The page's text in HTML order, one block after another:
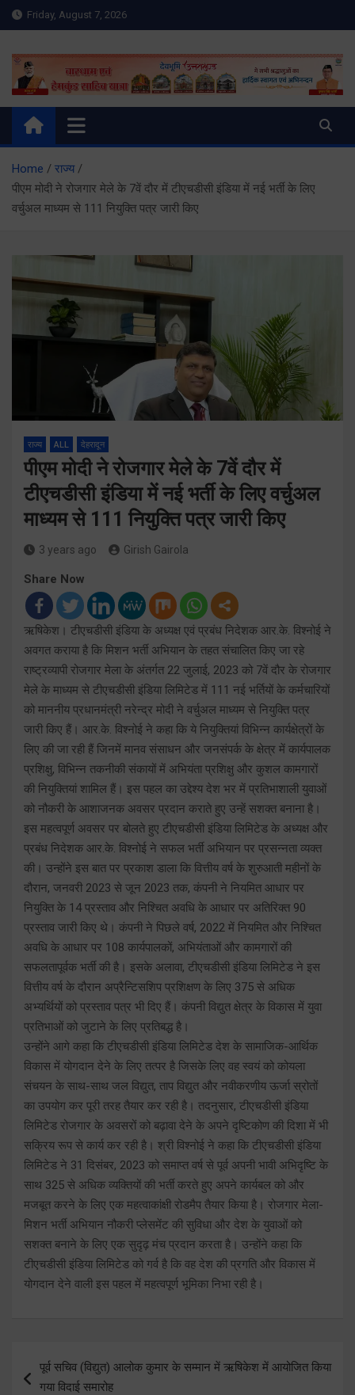
Skip
to
Friday, August 7, 2026
Meru Raibar | Uttarakhand
News | Uttarkashi News
meruraibar.com
Home
राज्य
पीएम मोदी ने रोजगार मेले के 7वें दौर में टीएचडीसी इंडिया में नई भर्ती के लिए
वर्चुअल माध्यम से 111 नियुक्ति पत्र जारी किए
राज्य ALL देहरादून
पीएम मोदी ने रोजगार मेले के 7वें दौर में
टीएचडीसी इंडिया में नई भर्ती के लिए वर्चुअल
माध्यम से 111 नियुक्ति पत्र जारी किए
3 years ago Girish Gairola
Share Now
ऋषिकेश। टीएचडीसी इंडिया के अध्यक्ष एवं प्रबंध निदेशक आर.के. विश्नोई ने
अवगत कराया है कि मिशन भर्ती अभियान के तहत संचालित किए जा रहे
राष्ट्रव्यापी रोजगार मेला के अंतर्गत 22 जुलाई, 2023 को 7वें दौर के रोजगार
मेले के माध्यम से टीएचडीसी इंडिया लिमिटेड में 111 नई भर्तियों के कर्मचारियों
को माननीय प्रधानमंत्री नरेन्द्र मोदी ने वर्चुअल माध्यम से नियुक्ति पत्र
जारी किए हैं। आर.के. विश्नोई ने कहा कि ये नियुक्तियां विभिन्न कार्यक्षेत्रों के
लिए की जा रही हैं जिनमें मानव संसाधन और जनसंपर्क के क्षेत्र में कार्यपालक
प्रशिक्षु, विभिन्न तकनीकी संकायों में अभियंता प्रशिक्षु और कुशल कामगारों
की नियुक्तियां शामिल हैं। इस पहल का उद्देश्य देश भर में प्रतिभाशाली युवाओं
को नौकरी के आशाजनक अवसर प्रदान कराते हुए उन्हें सशक्त बनाना है।
इस महत्वपूर्ण अवसर पर बोलते हुए टीएचडीसी इंडिया लिमिटेड के अध्यक्ष और
प्रबंध निदेशक आर.के. विश्नोई ने सफल भर्ती अभियान पर प्रसन्नता व्यक्त
की। उन्होंने इस बात पर प्रकाश डाला कि वित्तीय वर्ष के शुरुआती महीनों के
दौरान, जनवरी 2023 से जून 2023 तक, कंपनी ने नियमित आधार पर
नियुक्ति के 14 प्रस्ताव और निश्चित अवधि के आधार पर अतिरिक्त 90
प्रस्ताव जारी किए थे। कंपनी ने पिछले वर्ष, 2022 में नियमित और निश्चित
अवधि के आधार पर 108 कार्यपालकों, अभियंताओं और कामगारों की
सफलतापूर्वक भर्ती की है। इसके अलावा, टीएचडीसी इंडिया लिमिटेड ने इस
वित्तीय वर्ष के दौरान अप्रैन्टिसशिप प्रशिक्षण के लिए 375 से अधिक
अभ्यर्थियों को प्रस्ताव पत्र भी दिए हैं। कंपनी विद्युत क्षेत्र के विकास में युवा
प्रतिभाओं को जुटाने के लिए प्रतिबद्ध है।
उन्होंने आगे कहा कि टीएचडीसी इंडिया लिमिटेड देश के सामाजिक-आर्थिक
विकास में योगदान देने के लिए तत्पर है जिसके लिए वह स्वयं को कोयला
संचयन के साथ-साथ जल विद्युत, ताप विद्युत और नवीकरणीय ऊर्जा स्रोतों
का उपयोग कर पूरी तरह तैयार कर रही है। तदनुसार, टीएचडीसी इंडिया
लिमिटेड रोजगार के अवसरों को बढ़ावा देने के अपने दृष्टिकोण की दिशा में भी
सक्रिय रूप से कार्य कर रही है। श्री विश्नोई ने कहा कि टीएचडीसी इंडिया
लिमिटेड ने 31 दिसंबर, 2023 को समाप्त वर्ष से पूर्व अपनी भावी अभिदृष्टि के
साथ 325 से अधिक व्यक्तियों की भर्ती करते हुए अपने कार्यबल को और
मजबूत करने के लिए एक महत्वाकांक्षी रोडमैप तैयार किया है। रोजगार मेला-
मिशन भर्ती अभियान नौकरी प्लेसमेंट की सुविधा और देश के युवाओं को
सशक्त बनाने के लिए एक सुदृढ़ मंच प्रदान करता है। उन्होंने कहा कि
टीएचडीसी इंडिया लिमिटेड को गर्व है कि वह देश की प्रगति और विकास में
योगदान देने वाली इस पहल में महत्वपूर्ण भूमिका निभा रही है।
navigation
पूर्व सचिव (विद्युत) आलोक कुमार के सम्मान में ऋषिकेश में आयोजित किया
गया विदाई समारोह